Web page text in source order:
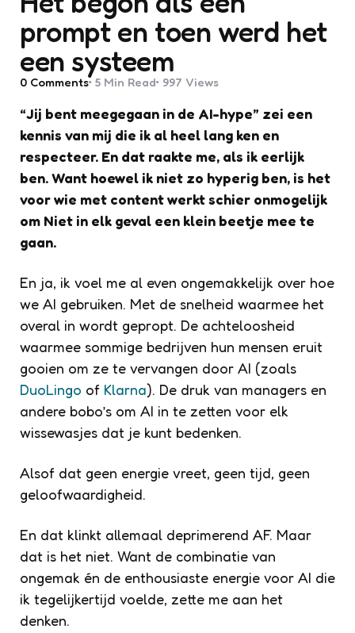
prompt en toen werd het
een systeem
0 Comments 5 Min Read 997 Views
“Jij bent meegegaan in de AI-hype” zei een
kennis van mij die ik al heel lang ken en
respecteer. En dat raakte me, als ik eerlijk
ben. Want hoewel ik niet zo hyperig ben, is het
voor wie met content werkt schier onmogelijk
om Niet in elk geval een klein beetje mee te
gaan.
En ja, ik voel me al even ongemakkelijk over hoe
we AI gebruiken. Met de snelheid waarmee het
overal in wordt gepropt. De achteloosheid
waarmee sommige bedrijven hun mensen eruit
gooien om ze te vervangen door AI (zoals
DuoLingo of Klarna). De druk van managers en
andere bobo’s om AI in te zetten voor elk
wissewasjes dat je kunt bedenken.
Alsof dat geen energie vreet, geen tijd, geen
geloofwaardigheid.
En dat klinkt allemaal deprimerend AF. Maar
dat is het niet. Want de combinatie van
ongemak én de enthousiaste energie voor AI die
ik tegelijkertijd voelde, zette me aan het
denken.